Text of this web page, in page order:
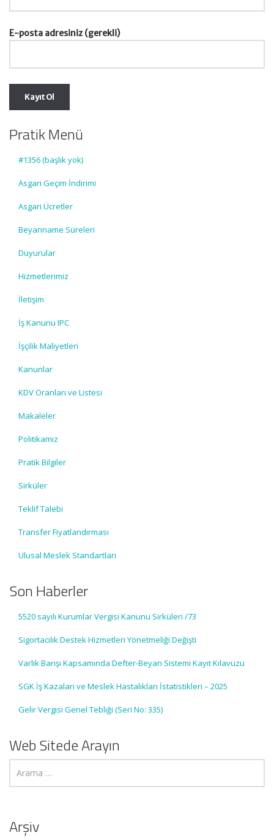
E-posta adresiniz (gerekli)
Pratik Menü
#1356 (başlık yok)
Asgari Geçim İndirimi
Asgari Ücretler
Beyanname Süreleri
Duyurular
Hizmetlerimiz
İletişim
İş Kanunu IPC
İşçilik Maliyetleri
Kanunlar
KDV Oranları ve Listesi
Makaleler
Politikamız
Pratik Bilgiler
Sirküler
Teklif Talebi
Transfer Fiyatlandırması
Ulusal Meslek Standartları
Son Haberler
5520 sayılı Kurumlar Vergisi Kanunu Sirküleri /73
Sigortacılık Destek Hizmetleri Yönetmeliği Değişti
Varlık Barışı Kapsamında Defter-Beyan Sistemi Kayıt Kılavuzu
SGK İş Kazaları ve Meslek Hastalıkları İstatistikleri – 2025
Gelir Vergisi Genel Tebliği (Seri No: 335)
Web Sitede Arayın
Arşiv